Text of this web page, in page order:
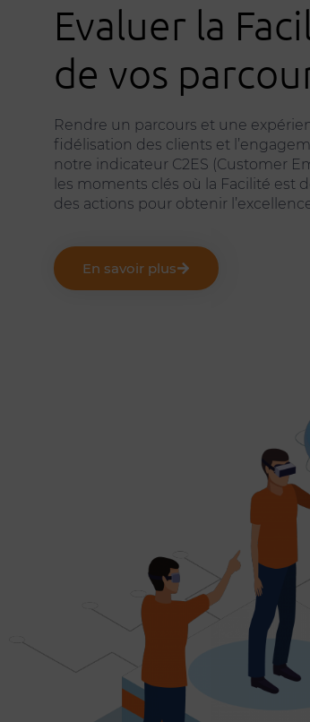
Evaluer la
de vos
Rendre un parcours et une
fidélisation des clients et
notre indicateur C2ES (Customer
les moments clés où la Facilité
des actions pour obtenir
En savoir plus